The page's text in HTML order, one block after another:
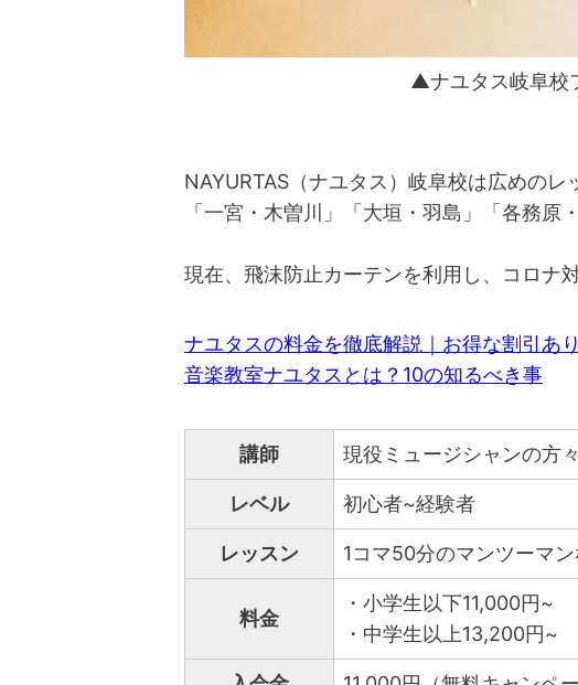
▲ナユタス岐阜校
NAYURTAS（ナユタス）岐阜校は広めの
「一宮・木曽川」「大垣・羽島」「各務原
現在、飛沫防止カーテンを利用し、コロナ
ナユタスの料金を徹底解説｜お得な割引あり
音楽教室ナユタスとは？10の知るべき事
講師 現役ミュージシャンの方々
レベル 初心者~経験者
レッスン 1コマ50分のマンツーマ
料金
・小学生以下11,000円~
・中学生以上13,200円~